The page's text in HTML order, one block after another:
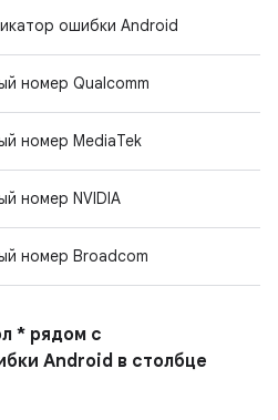
ошибки Android
номер Qualcomm
номер MediaTek
номер NVIDIA
номер Broadcom
* рядом с
Android в столбце